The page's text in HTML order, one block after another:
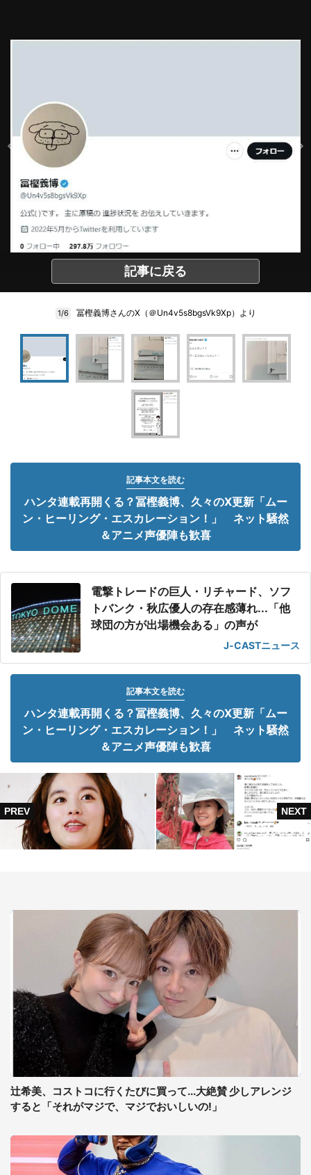
記事に戻る
1/6 冨樫義博さんのX（＠Un4v5s8bgsVk9Xp）より
記事本文を読む
ハンタ連載再開くる？冨樫義博、久々のX更新「ムー
ン・ヒーリング・エスカレーション！」 ネット騒然
＆アニメ声優陣も歓喜
電撃トレードの巨人・リチャード、ソフ
トバンク・秋広優人の存在感薄れ...「他
球団の方が出場機会ある」の声が
J-CASTニュース
記事本文を読む
ハンタ連載再開くる？冨樫義博、久々のX更新「ムー
ン・ヒーリング・エスカレーション！」 ネット騒然
＆アニメ声優陣も歓喜
辻希美、コストコに行くたびに買って...大絶賛 少しアレンジ
すると「それがマジで、マジでおいしいの!」